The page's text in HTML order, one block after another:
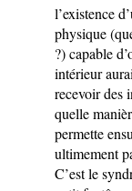
l’existence
physique
?) capable
intérieur
recevoir des
quelle
permette
ultimement
C’est le